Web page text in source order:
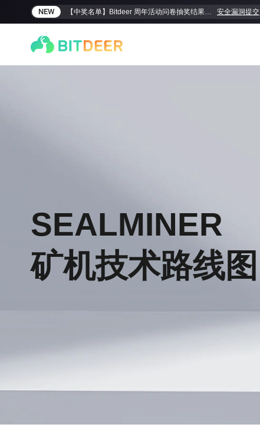
NEW 【中奖名单】Bitdeer 周年活动问卷抽奖结果揭晓！ 安全漏洞提交
886T |
敬請期待
查看詳情aboutSEALMINER A4 Ultra Hydro
660T |
$ 9,900
 $9,478 $14.36/T
立即購買
SEALMINER
矿机技术路线图